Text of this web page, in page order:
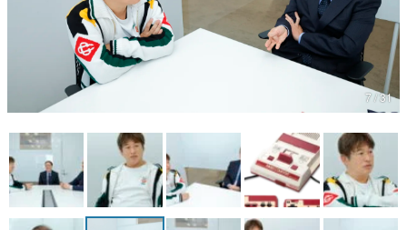
女性向け
アプリレビュー
その他
電ファミニコゲーマーとは？
運営：株式会社マレ
7 / 31